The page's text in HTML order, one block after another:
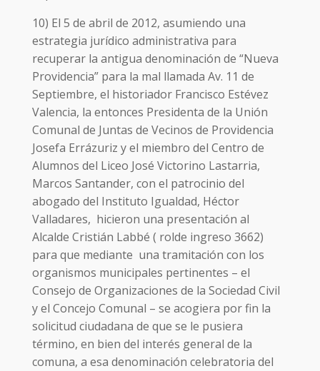
10) El 5 de abril de 2012, asumiendo una
estrategia jurídico administrativa para
recuperar la antigua denominación de “Nueva
Providencia” para la mal llamada Av. 11 de
Septiembre, el historiador Francisco Estévez
Valencia, la entonces Presidenta de la Unión
Comunal de Juntas de Vecinos de Providencia
Josefa Errázuriz y el miembro del Centro de
Alumnos del Liceo José Victorino Lastarria,
Marcos Santander, con el patrocinio del
abogado del Instituto Igualdad, Héctor
Valladares, hicieron una presentación al
Alcalde Cristián Labbé ( rolde ingreso 3662)
para que mediante una tramitación con los
organismos municipales pertinentes – el
Consejo de Organizaciones de la Sociedad Civil
y el Concejo Comunal – se acogiera por fin la
solicitud ciudadana de que se le pusiera
término, en bien del interés general de la
comuna, a esa denominación celebratoria del